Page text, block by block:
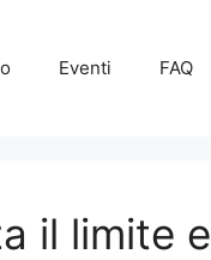
Eventi FAQ
il limite e